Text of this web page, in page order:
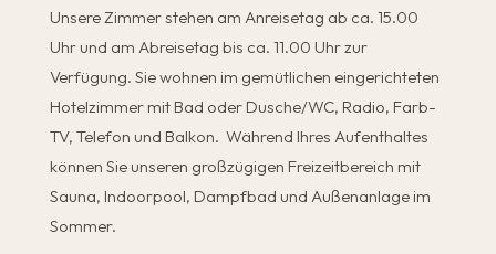
Unsere Zimmer stehen am Anreisetag ab ca. 15.00
Uhr und am Abreisetag bis ca. 11.00 Uhr zur
Verfügung. Sie wohnen im gemütlichen eingerichteten
Hotelzimmer mit Bad oder Dusche/WC, Radio, Farb-
TV, Telefon und Balkon. Während Ihres Aufenthaltes
können Sie unseren großzügigen Freizeitbereich mit
Sauna, Indoorpool, Dampfbad und Außenanlage im
Sommer.